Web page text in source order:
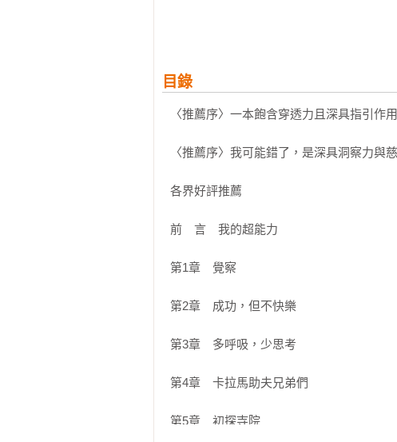
26歲事業有成的比約恩，在即將成為跨國
年的出家生活。在森林寺院中，他被授予
憂鬱風暴，以及罹患漸凍症逐漸走向死亡
在這本讀者給予「一輩子的床頭書」「每
由，而且以清晰明智的方式與自己的思想
★2020年，榮獲瑞典Adlibris書店年度最佳
★2022年，榮獲瑞典Nextory電子書獎、韓
我的超能力。最棒的一點在於：這是所有人
目錄
〈推薦序〉一本飽含穿透力且深具指引作
〈推薦序〉我可能錯了，是深具洞察力與
各界好評推薦
前 言　我的超能力
第1章　覺察
第2章　成功，但不快樂
第3章　多呼吸，少思考
第4章　卡拉馬助夫兄弟們
第5章　初探寺院